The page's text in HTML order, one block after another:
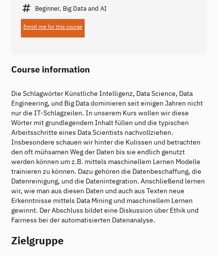
Beginner, Big Data and AI
Enroll me for this course
Course information
Die Schlagwörter Künstliche Intelligenz, Data Science, Data
Engineering, und Big Data dominieren seit einigen Jahren nicht
nur die IT-Schlagzeilen. In unserem Kurs wollen wir diese
Wörter mit grundlegendem Inhalt füllen und die typischen
Arbeitsschritte eines Data Scientists nachvollziehen.
Insbesondere schauen wir hinter die Kulissen und betrachten
den oft mühsamen Weg der Daten bis sie endlich genutzt
werden können um z.B. mittels maschinellem Lernen Modelle
trainieren zu können. Dazu gehören die Datenbeschaffung, die
Datenreinigung, und die Datenintegration. Anschließend lernen
wir, wie man aus diesen Daten und auch aus Texten neue
Erkenntnisse mittels Data Mining und maschinellem Lernen
gewinnt. Der Abschluss bildet eine Diskussion über Ethik und
Fairness bei der automatisierten Datenanalyse.
Zielgruppe